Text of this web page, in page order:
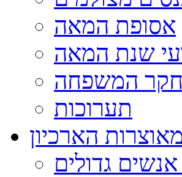
אסופת המאה
שנת המאה
המשפחה
תערוכות
מאוצרות הארכיון
גדולים